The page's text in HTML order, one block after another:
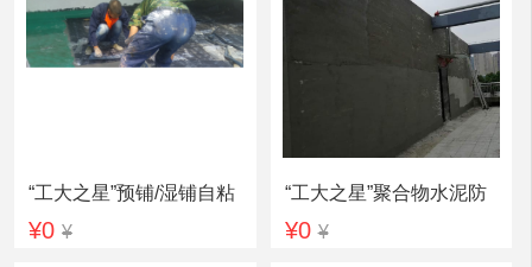
“工大之星”预铺/湿铺自粘
聚酯胎防水卷材
¥0 ¥
“工大之星”聚合物水泥防
水灰浆
¥0¥